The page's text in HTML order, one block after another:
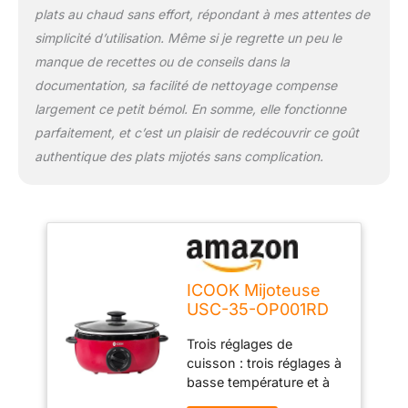
à transporter de la
cuisine à la salle à
manger. L'extérieur rouge
mat est parfait sur
n'importe quel comptoir
ou table de cuisine.
Capacité de 3,5 litres :
entrées ou quatre
pour les familles.
plats au chaud sans effort, répondant à mes attentes de
simplicité d’utilisation. Même si je regrette un peu le
manque de recettes ou de conseils dans la
documentation, sa facilité de nettoyage compense
largement ce petit bémol. En somme, elle fonctionne
parfaitement, et c’est un plaisir de redécouvrir ce goût
authentique des plats mijotés sans complication.
ICOOK Mijoteuse
USC-35-OP001RD
passe au lave-
vaisselle, couvercle
en verre,
Trois réglages de
cuisson : trois réglages à
basse température et à